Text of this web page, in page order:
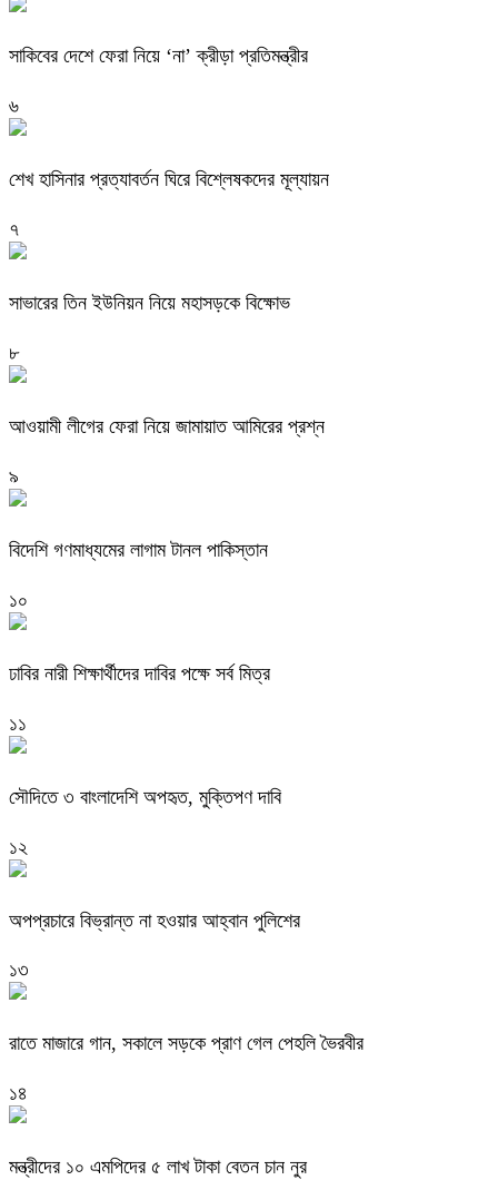
সাকিবের দেশে ফেরা নিয়ে ‘না’ ক্রীড়া প্রতিমন্ত্রীর
৬
শেখ হাসিনার প্রত্যাবর্তন ঘিরে বিশ্লেষকদের মূল্যায়ন
৭
সাভারের তিন ইউনিয়ন নিয়ে মহাসড়কে বিক্ষোভ
৮
আওয়ামী লীগের ফেরা নিয়ে জামায়াত আমিরের প্রশ্ন
৯
বিদেশি গণমাধ্যমের লাগাম টানল পাকিস্তান
১০
ঢাবির নারী শিক্ষার্থীদের দাবির পক্ষে সর্ব মিত্র
১১
সৌদিতে ৩ বাংলাদেশি অপহৃত, মুক্তিপণ দাবি
১২
অপপ্রচারে বিভ্রান্ত না হওয়ার আহ্বান পুলিশের
১৩
রাতে মাজারে গান, সকালে সড়কে প্রাণ গেল পেহলি ভৈরবীর
১৪
মন্ত্রীদের ১০ এমপিদের ৫ লাখ টাকা বেতন চান নুর